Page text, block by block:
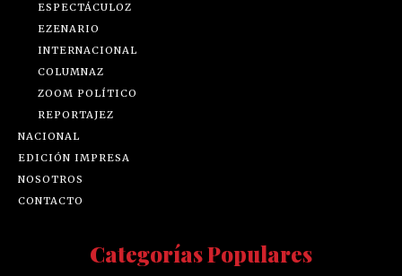
ESPECTÁCULOZ
EZENARIO
INTERNACIONAL
COLUMNAZ
ZOOM POLÍTICO
REPORTAJEZ
NACIONAL
EDICIÓN IMPRESA
NOSOTROS
CONTACTO
Categorías Populares